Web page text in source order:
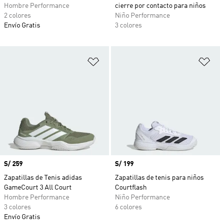
Hombre Performance
2 colores
Envío Gratis
cierre por contacto para niños
Niño Performance
3 colores
Precio
S/ 259
Zapatillas de Tenis adidas
GameCourt 3 All Court
Hombre Performance
3 colores
Envío Gratis
Precio
S/ 199
Zapatillas de tenis para niños
Courtflash
Niño Performance
6 colores